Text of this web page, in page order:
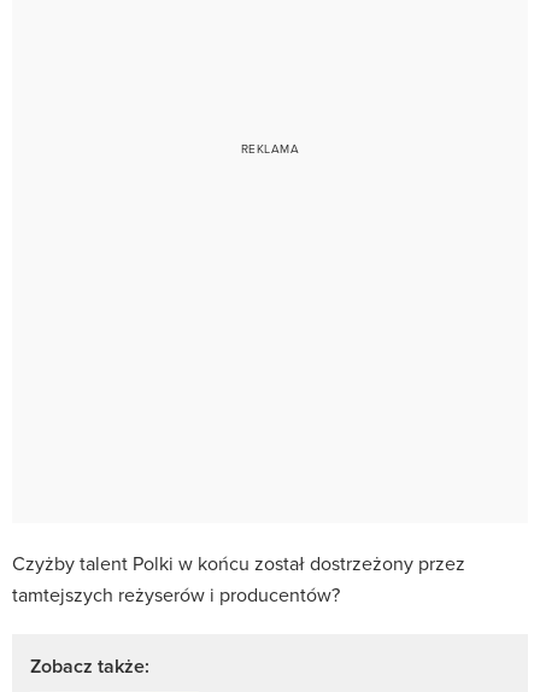
Czyżby talent Polki w końcu został dostrzeżony przez
tamtejszych reżyserów i producentów?
Zobacz także: